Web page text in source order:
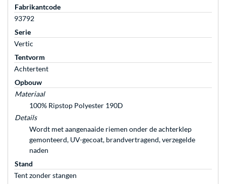
Fabrikantcode
93792
Serie
Vertic
Tentvorm
Achtertent
Opbouw
Materiaal
100% Ripstop Polyester 190D
Details
Wordt met aangenaaide riemen onder de achterklep
gemonteerd, UV-gecoat, brandvertragend, verzegelde
naden
Stand
Tent zonder stangen